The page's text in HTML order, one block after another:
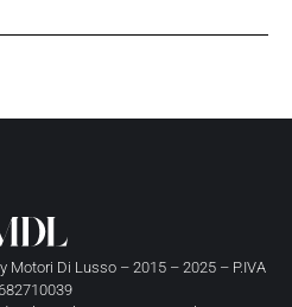
Motori Di Lusso– 2015 – 2025 – P.IVA